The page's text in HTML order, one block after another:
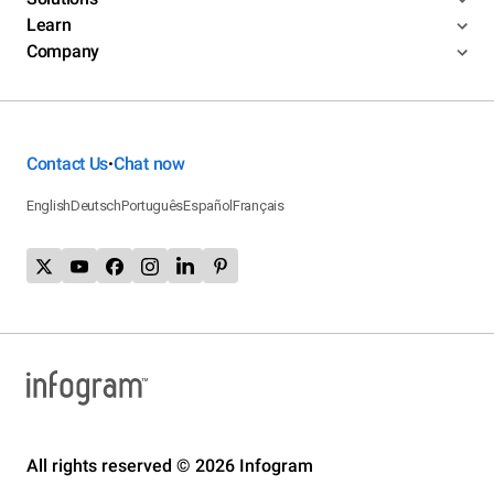
Learn
Company
Contact Us•Chat now
EnglishDeutschPortuguêsEspañolFrançais
All rights reserved © 2026 Infogram